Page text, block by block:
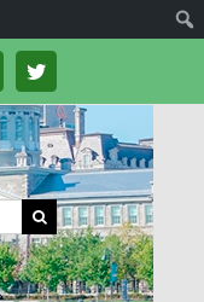
facebooktwitter